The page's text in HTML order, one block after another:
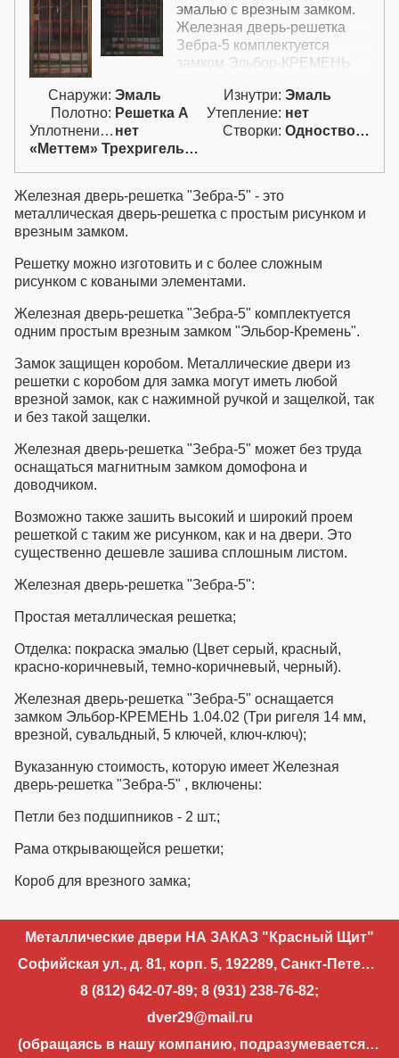
эмалью с врезным замком.
Железная дверь-решетка
Зебра-5 комплектуется
замком Эльбор-КРЕМЕНЬ
для установки как на улице,
так и внутри помещений. В
стоимость также включены
петли без подшипников 2 шт
и короб для врезного замка.
Снаружи: Эмаль Изнутри: Эмаль
Полотно: Решетка А Утепление: нет
Уплотнение: нет Створки:
Одностворчатая (А)
«Меттем» Трехригельный
Железная дверь-решетка "Зебра-5" - это
металлическая дверь-решетка с простым рисунком и
врезным замком.
Решетку можно изготовить и с более сложным
рисунком с коваными элементами.
Железная дверь-решетка "Зебра-5" комплектуется
одним простым врезным замком "Эльбор-Кремень".
Замок защищен коробом. Металлические двери из
решетки с коробом для замка могут иметь любой
врезной замок, как с нажимной ручкой и защелкой, так
и без такой защелки.
Железная дверь-решетка "Зебра-5" может без труда
оснащаться магнитным замком домофона и
доводчиком.
Возможно также зашить высокий и широкий проем
решеткой с таким же рисунком, как и на двери. Это
существенно дешевле зашива сплошным листом.
Железная дверь-решетка "Зебра-5":
Простая металлическая решетка;
Отделка: покраска эмалью (Цвет серый, красный,
красно-коричневый, темно-коричневый, черный).
Железная дверь-решетка "Зебра-5" оснащается
замком Эльбор-КРЕМЕНЬ 1.04.02 (Три ригеля 14 мм,
врезной, сувальдный, 5 ключей, ключ-ключ);
Вуказанную стоимость, которую имеет Железная
дверь-решетка "Зебра-5" , включены:
Петли без подшипников - 2 шт.;
Рама открывающейся решетки;
Короб для врезного замка;
Металлические двери НА ЗАКАЗ "Красный Щит"
Софийская ул., д. 81, корп. 5, 192289, Санкт-Петербург
8 (812) 642-07-89; 8 (931) 238-76-82;
dver29@mail.ru
(обращаясь в нашу компанию, подразумевается, что вы разрешаете использовать свои контактные данные для уточнения деталей запроса и направления ответа на запрос)